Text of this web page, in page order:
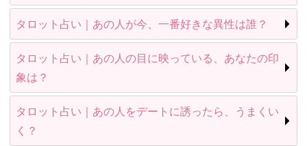
タロット占い｜あの人が今、一番好きな異性は誰？
タロット占い｜あの人の目に映っている、あなたの印
象は？
タロット占い｜あの人をデートに誘ったら、うまくい
く？